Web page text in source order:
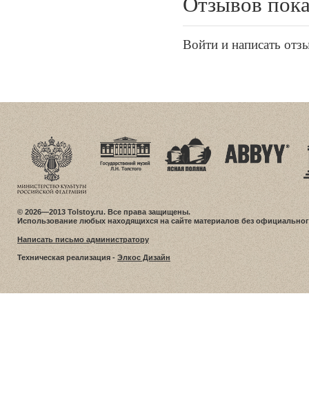
Войти и написать
© 2026—2013 Tolstoy.ru. Все права защищены.
Использование любых находящихся на сайте материалов без
Написать письмо администратору
Техническая реализация - Элкос Дизайн